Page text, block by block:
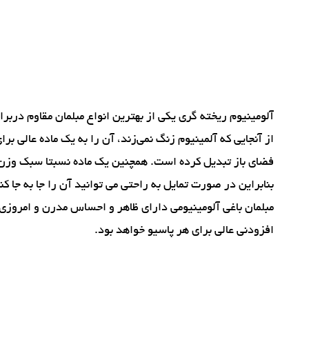
آلومینیوم ریخته گری یکی از بهترین انواع مبلمان مقاوم
از آنجایی که آلمینیوم زنگ نمی‌زند، آن را به یک ماده عالی
فضای باز تبدیل کرده است. همچنین یک ماده نسبتا سبک
بنابراین در صورت تمایل به راحتی می توانید آن را جا به جا
مبلمان باغی آلومینیومی دارای ظاهر و احساس مدرن و
افزودنی عالی برای هر پاسیو خواهد بود.